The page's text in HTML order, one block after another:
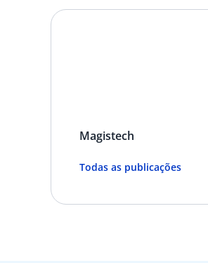
Magistech
Todas as publicações